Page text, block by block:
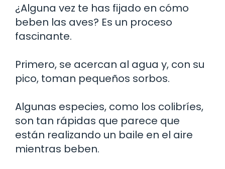
¿Alguna vez te has fijado en cómo
beben las aves? Es un proceso
fascinante.
Primero, se acercan al agua y, con su
pico, toman pequeños sorbos.
Algunas especies, como los colibríes,
son tan rápidas que parece que
están realizando un baile en el aire
mientras beben.